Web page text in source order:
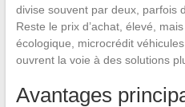
divise souvent par deux, parfois
Reste le prix d’achat, élevé,
écologique, microcrédit
ouvrent la voie à des solutions
Avantages